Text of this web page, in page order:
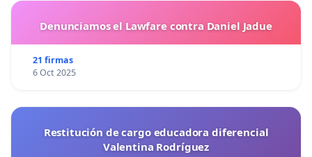
Denunciamos el Lawfare contra Daniel Jadue
21 firmas
6 Oct 2025
Restitución de cargo educadora diferencial
Valentina Rodríguez